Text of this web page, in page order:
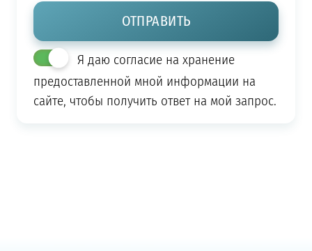
Я даю согласие на хранение
предоставленной мной информации на
сайте, чтобы получить ответ на мой запрос.